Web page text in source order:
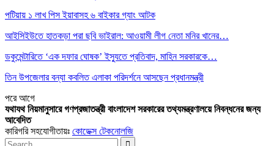
পটিয়ায় ১ লাখ পিস ইয়াবাসহ ৬ বাইকার গ্যাং আটক
আইসিইউতে হাতকড়া পরা ছবি ভাইরাল: আওয়ামী লীগ নেতা মনির খানের…
ডকুমেন্টারিতে ‘এক দফার ঘোষক’ ইস্যুতে প্রতিবাদ, মাহিন সরকারকে…
তিন উপজেলার বন্যা কবলিত এলাকা পরিদর্শনে আসছেন প্রধানমন্ত্রী
পরেআগে
যথাযথ নিয়মানুসারে গণপ্রজাতন্ত্রী বাংলাদেশ সরকারের তথ্যমন্ত্রণালয়ে নিবন্ধনের জন্য
আবেদিত
কারিগরি সহযোগীতায়ঃ কোডেক্স টেকনোলজি